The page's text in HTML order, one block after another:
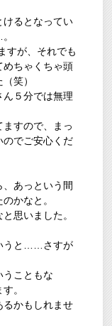
けるとなってい
すが、それでも
めちゃくちゃ頭
笑）
５分では無理
すので、まっ
のでご安心くだ
あっという間
かなと。
思いました。
うと……さすが
うこともな
。
るかもしれませ